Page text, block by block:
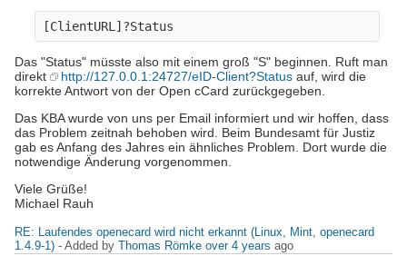
Das "Status" müsste also mit einem groß "S" beginnen. Ruft man
direkt
http://127.0.0.1:24727/eID-Client?Status auf, wird die
korrekte Antwort von der Open cCard zurückgegeben.
Das KBA wurde von uns per Email informiert und wir hoffen, dass
das Problem zeitnah behoben wird. Beim Bundesamt für Justiz
gab es Anfang des Jahres ein ähnliches Problem. Dort wurde die
notwendige Änderung vorgenommen.
Viele Grüße!
Michael Rauh
RE: Laufendes openecard wird nicht erkannt (Linux, Mint, openecard
1.4.9-1) - Added by Thomas Römke over 4 years ago